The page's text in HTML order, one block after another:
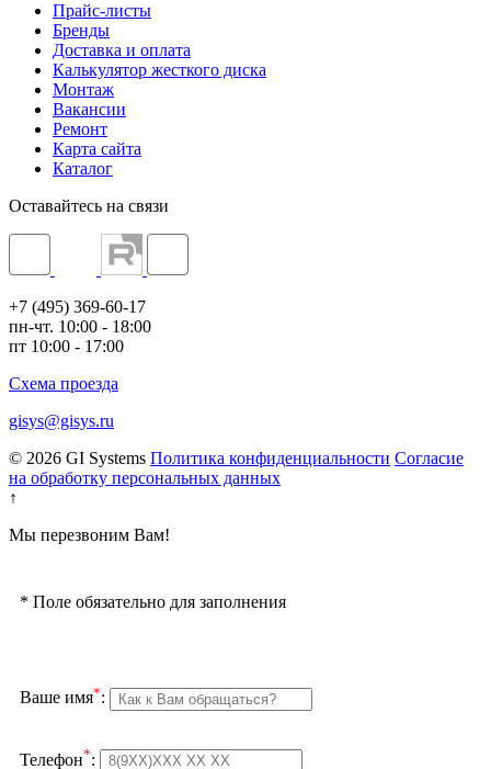
Прайс-листы
Бренды
Доставка и оплата
Калькулятор жесткого диска
Монтаж
Вакансии
Ремонт
Карта сайта
Каталог
Оставайтесь на связи
+7 (495) 369-60-17
пн-чт. 10:00 - 18:00
пт 10:00 - 17:00
Схема проезда
gisys@gisys.ru
© 2026 GI Systems Политика конфиденциальности Согласие
на обработку персональных данных
↑
Мы перезвоним Вам!
* Поле обязательно для заполнения
Ваше имя*:
Телефон*: